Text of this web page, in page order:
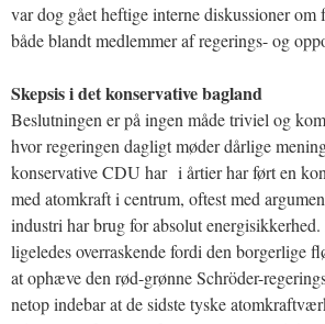
var dog gået heftige interne diskussioner om
både blandt medlemmer af regerings- og
Skepsis i det konservative bagland
Beslutningen er på ingen måde triviel og
hvor regeringen dagligt møder dårlige
konservative CDU har i årtier har ført en
med atomkraft i centrum, oftest med
industri har brug for absolut
ligeledes overraskende fordi den borgerlige
at ophæve den rød-grønne Schröder-
netop indebar at de sidste tyske